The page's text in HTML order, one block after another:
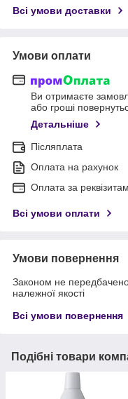
Всі умови доставки
Умови оплати
Ви отримаєте
або гроші
Детальніше
Післяплата
Оплата на рахунок
Оплата за
Всі умови оплати
Умови повернення
Законом не
належної якості
Всі умови повернення
Подібні товари